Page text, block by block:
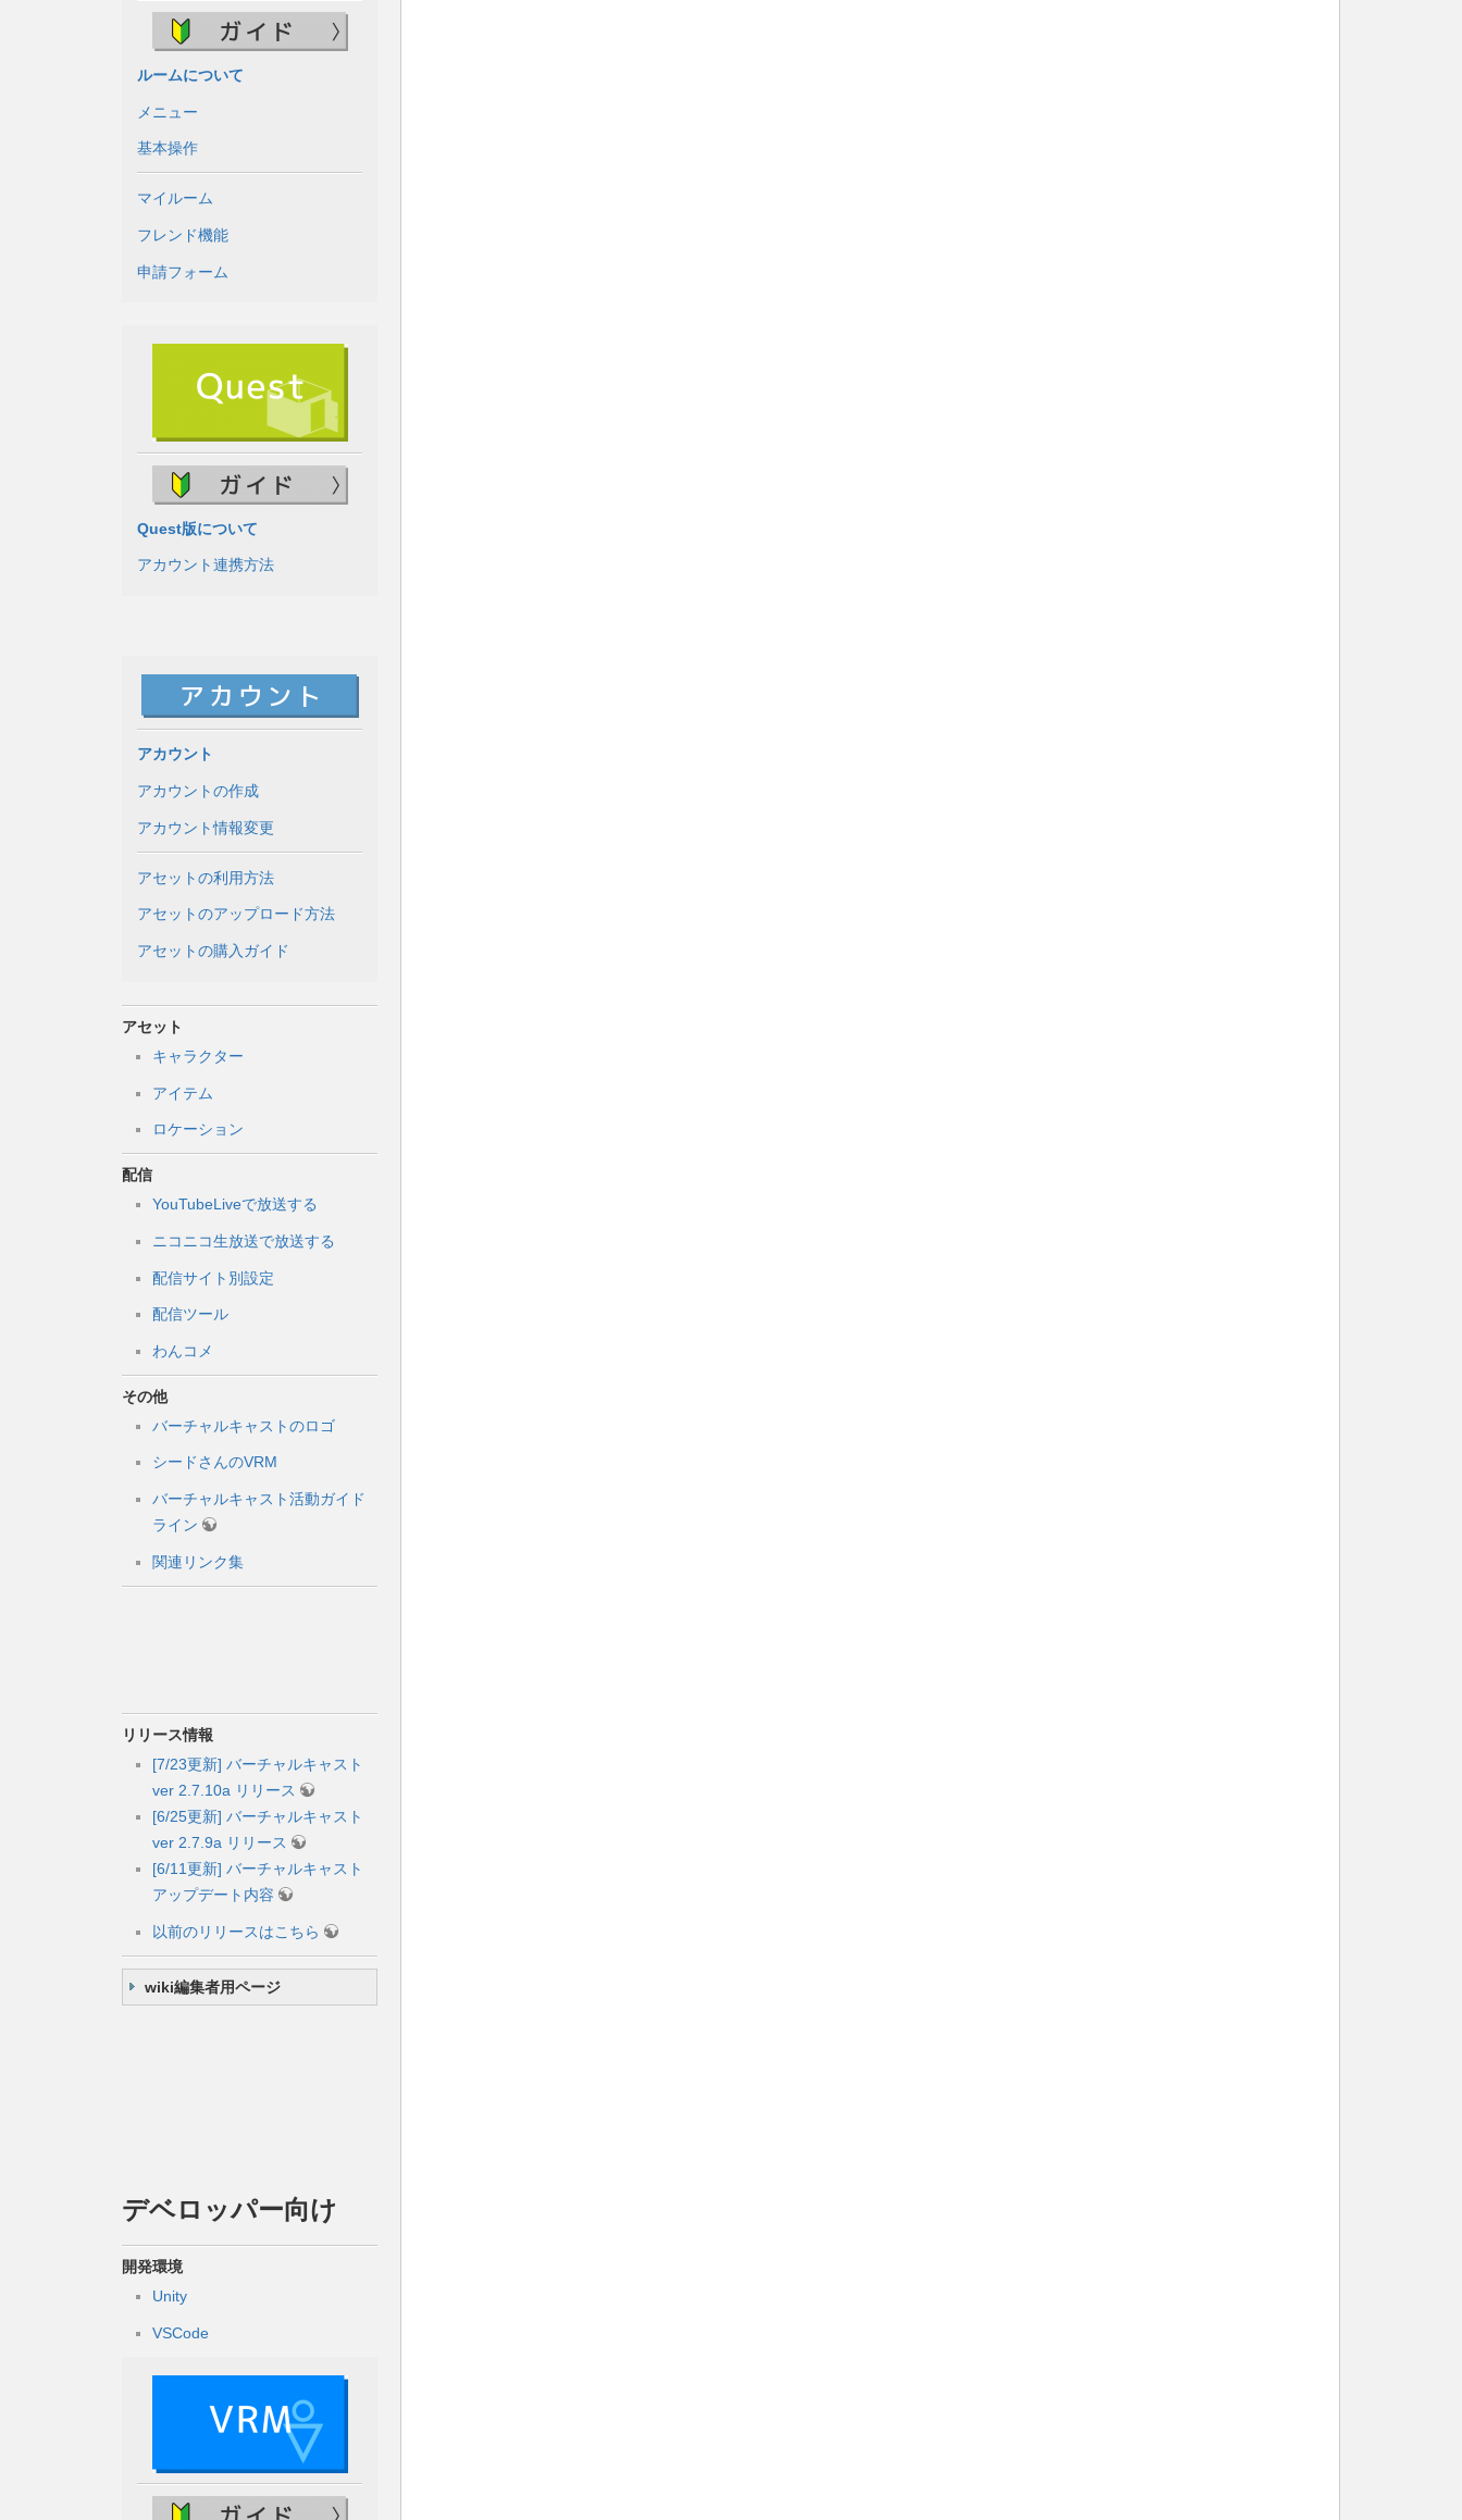
ルームについて
メニュー
基本操作
マイルーム
フレンド機能
申請フォーム
Quest版について
アカウント連携方法
アカウント
アカウントの作成
アカウント情報変更
アセットの利用方法
アセットのアップロード方法
アセットの購入ガイド
アセット
キャラクター
アイテム
ロケーション
配信
YouTubeLiveで放送する
ニコニコ生放送で放送する
配信サイト別設定
配信ツール
わんコメ
その他
バーチャルキャストのロゴ
シードさんのVRM
バーチャルキャスト活動ガイド
ライン
関連リンク集
リリース情報
[7/23更新] バーチャルキャスト
ver 2.7.10a リリース
[6/25更新] バーチャルキャスト
ver 2.7.9a リリース
[6/11更新] バーチャルキャスト
アップデート内容
以前のリリースはこちら
wiki編集者用ページ
デベロッパー向け
開発環境
Unity
VSCode